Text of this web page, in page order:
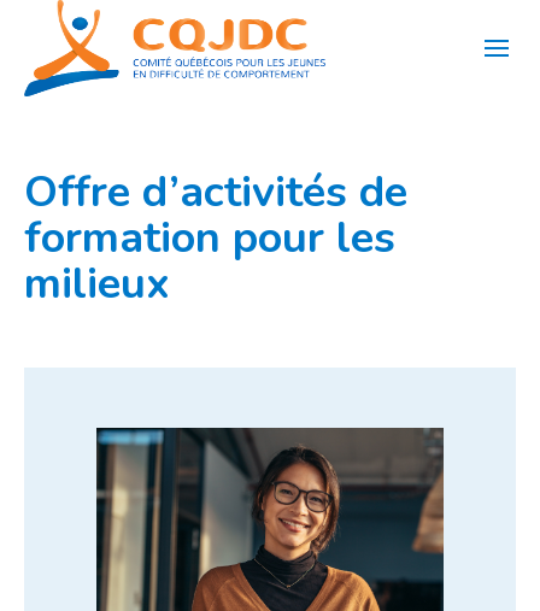
contenu
Offre d’activités de
formation pour les
milieux